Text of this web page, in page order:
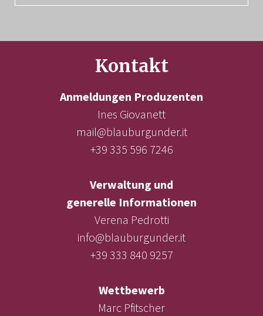
Kontakt
Anmeldungen Produzenten
Ines Giovanett
mail@blauburgunder.it
+39 335 596 7246
Verwaltung und
generelle Informationen
Verena Pedrotti
info@blauburgunder.it
+39 333 840 9257
Wettbewerb
Marc Pfitscher